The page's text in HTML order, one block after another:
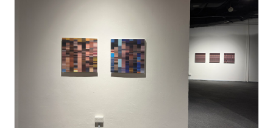
초대전) @갤러리서화,서울,한국